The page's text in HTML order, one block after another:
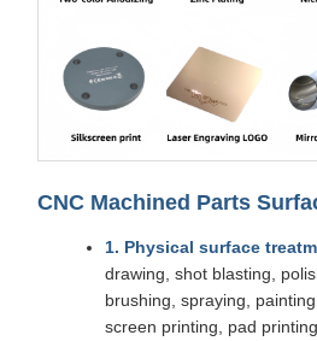
CNC Machined Parts
1. Physical surface
drawing, shot blasting,
brushing, spraying,
screen printing, pad